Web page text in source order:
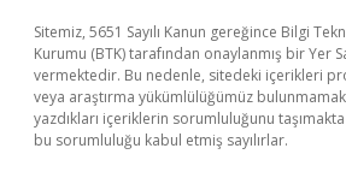
Sitemiz, 5651 Sayılı Kanun gereğince Bilgi
Kurumu (BTK) tarafından onaylanmış bir Yer
vermektedir. Bu nedenle, sitedeki içerikleri
veya araştırma yükümlülüğümüz
yazdıkları içeriklerin sorumluluğunu
bu sorumluluğu kabul etmiş sayılırlar.